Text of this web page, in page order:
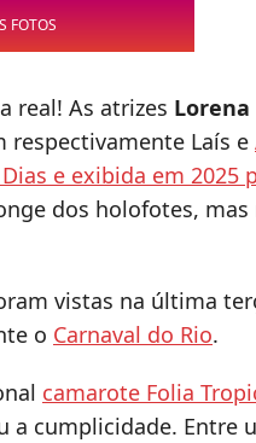
FOTOS
real! As atrizes Lorena
respectivamente Laís e
e exibida em 2025
dos holofotes, mas
vistas na última
o Carnaval do Rio.
camarote Folia
a cumplicidade. Entre